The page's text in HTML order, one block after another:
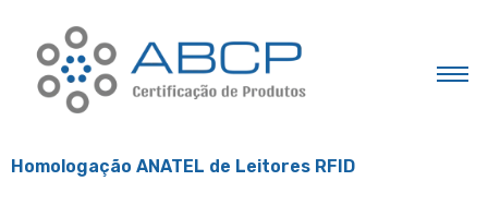
Homologação ANATEL de Leitores RFID